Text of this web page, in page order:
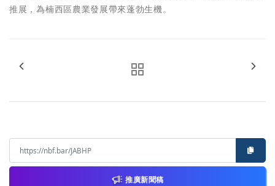
推展，為楠西區農業發展帶來蓬勃生機。
推廣新聞稿